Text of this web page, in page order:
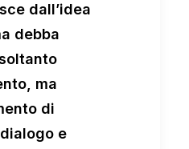
dall’idea
debba
ma
di
e